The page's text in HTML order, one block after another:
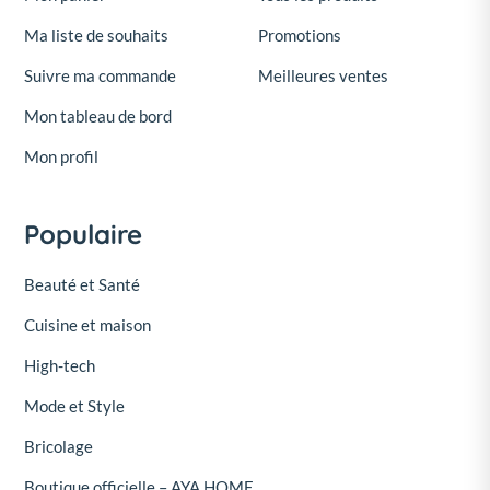
et maintenir en permanence un stock des
Plateforme.
Produit avant validation finale de la commande.
prix de vos produits sur OROUD.
EMBALLAGE ET LIVRAISON
Dès réception d'une confirmation de vente de
OROUD, vous vous engagez à :
Traiter la commande dans un délai qui ne peut
Ma liste de souhaits
Suivre ma commande
Mon tableau de bord
Mon profil
Promotions
Meilleures ventes
Populaire
Beauté et Santé
Cuisine et maison
High-tech
Mode et Style
Bricolage